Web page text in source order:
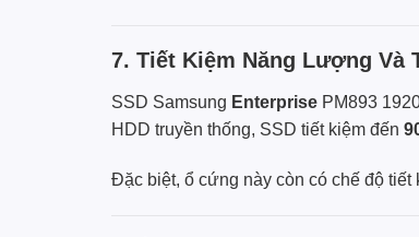
7. Tiết Kiệm Năng Lượng Và
SSD Samsung Enterprise PM893
HDD truyền thống, SSD tiết kiệm đến
Đặc biệt, ổ cứng này còn có chế độ